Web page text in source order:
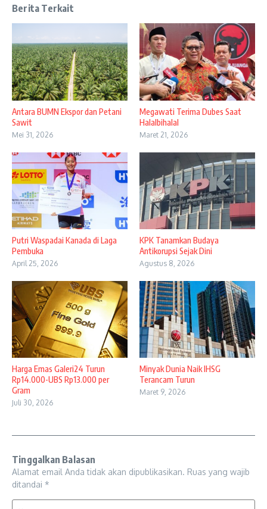
Berita Terkait
Antara BUMN Ekspor dan Petani
Sawit
Mei 31, 2026
Megawati Terima Dubes Saat
Halalbihalal
Maret 21, 2026
Putri Waspadai Kanada di Laga
Pembuka
April 25, 2026
KPK Tanamkan Budaya
Antikorupsi Sejak Dini
Agustus 8, 2026
Harga Emas Galeri24 Turun
Rp14.000-UBS Rp13.000 per
Gram
Juli 30, 2026
Minyak Dunia Naik IHSG
Terancam Turun
Maret 9, 2026
Tinggalkan Balasan
Alamat email Anda tidak akan dipublikasikan. Ruas yang wajib
ditandai *